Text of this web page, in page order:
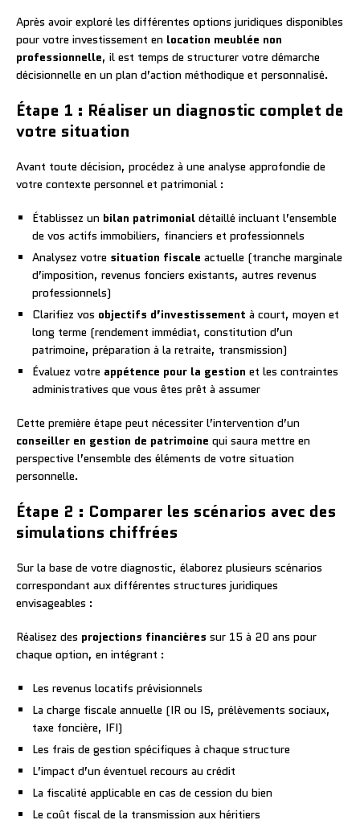
Après avoir exploré les différentes options juridiques disponibles
pour votre investissement en location meublée non
professionnelle, il est temps de structurer votre démarche
décisionnelle en un plan d’action méthodique et personnalisé.
Étape 1 : Réaliser un diagnostic complet de
votre situation
Avant toute décision, procédez à une analyse approfondie de
votre contexte personnel et patrimonial :
Établissez un bilan patrimonial détaillé incluant l’ensemble
de vos actifs immobiliers, financiers et professionnels
Analysez votre situation fiscale actuelle (tranche marginale
d’imposition, revenus fonciers existants, autres revenus
professionnels)
Clarifiez vos objectifs d’investissement à court, moyen et
long terme (rendement immédiat, constitution d’un
patrimoine, préparation à la retraite, transmission)
Évaluez votre appétence pour la gestion et les contraintes
administratives que vous êtes prêt à assumer
Cette première étape peut nécessiter l’intervention d’un
conseiller en gestion de patrimoine qui saura mettre en
perspective l’ensemble des éléments de votre situation
personnelle.
Étape 2 : Comparer les scénarios avec des
simulations chiffrées
Sur la base de votre diagnostic, élaborez plusieurs scénarios
correspondant aux différentes structures juridiques
envisageables :
Réalisez des projections financières sur 15 à 20 ans pour
chaque option, en intégrant :
Les revenus locatifs prévisionnels
La charge fiscale annuelle (IR ou IS, prélèvements sociaux,
taxe foncière, IFI)
Les frais de gestion spécifiques à chaque structure
L’impact d’un éventuel recours au crédit
La fiscalité applicable en cas de cession du bien
Le coût fiscal de la transmission aux héritiers